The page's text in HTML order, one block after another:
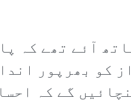
آئے تھے کہ
کو بھرپور
گے کہ